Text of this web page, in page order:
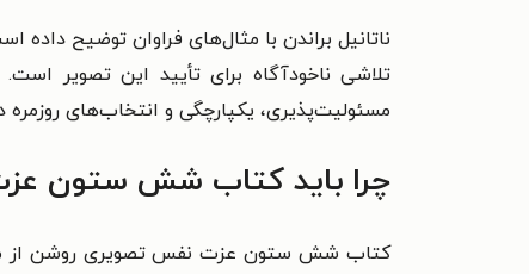
ناتانیل براندن با مثال‌های فراوان توضیح
تلاشی ناخودآگاه برای تأیید این
مسئولیت‌پذیری، یکپارچگی و انتخاب‌های روزمره
چرا باید کتاب شش ستون
کتاب شش ستون عزت نفس تصویری روشن از